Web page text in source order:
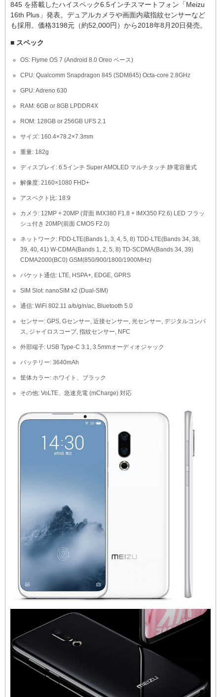
845 を搭載したハイスペック6.5インチスマートフォン「Meizu
16th Plus」発表。デュアルカメラや画面内蔵指紋センサーなど
も採用。価格3198元（約52,000円）から2018年8月20日発売。
■ スペック
OS: Flyme OS 7 (Android 8.0 Oreo ベース)
CPU: Qualcomm Snapdragon 845 (SDM845) Octa-core 2.8GHz
GPU: Adreno 630
RAM: 6GB or 8GB LPDDR4X
ROM: 128GB or 256GB UFS 2.1
サイズ: 160.4×78.2×7.3mm
重量: 182g
ディスプレイ: 6.5インチ Super AMOLED マルチタッチ 静電容量式
解像度: 2160×1080 FHD+
アスペクト比: 18:9
カメラ: 12MP + 20MP (背面 IMX380 F1.8 + IMX350 F2.6) LED フラッ
シュ付き 20MP(前面 CMOS F2.0)
ネットワーク: FDD-LTE(Bands 1, 3, 4, 5, 8) TDD-LTE(Bands 34, 38,
39, 40, 41) W-CDMA(Bands 1, 2, 5, 8) TD-SCDMA(Bands 34, 39)
CDMA2000(BC0) GSM(850/900/1800/1900MHz)
パケット通信: LTE, HSPA+, EDGE, GPRS
SIM Slot: nanoSIM x2 (Dual-SIM)
通信: WiFi 802.11 a/b/g/n/ac, Bluetooth 5.0
センサー: GPS, Gセンサー, 近接センサー, 光センサー, デジタルコンパ
ス, ジャイロスコープ, 指紋センサー, NFC
外部端子: USB Type-C 3.1, 3.5mmオーディオジャック
バッテリー: 3640mAh
筐体カラー: ホワイト、ブラック
その他: VoLTE、急速充電 (mCharge) 対応